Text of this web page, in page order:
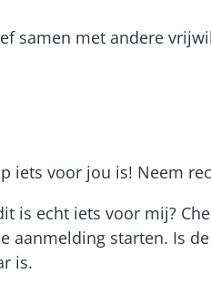
samen met andere
iets voor jou is! Neem
is echt iets voor mij?
starten. Is
is.